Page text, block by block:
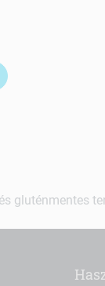
gluténmentes